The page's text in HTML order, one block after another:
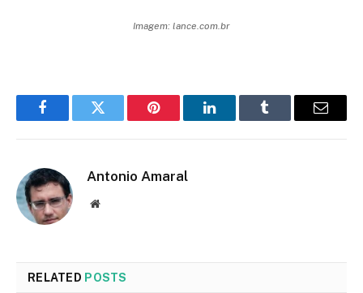
Imagem: lance.com.br
FacebookTwitter Pinterest LinkedInTumblr Email
Antonio Amaral
Website
RELATED POSTS